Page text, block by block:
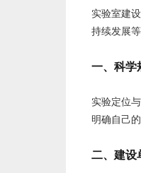
实验室建
持续发展
一、科学
实验定位
明确自己
二、建设